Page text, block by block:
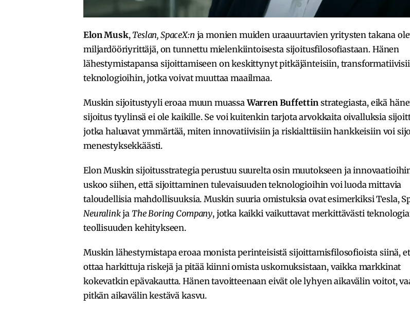
Elon Musk, Teslan, SpaceX:n ja monien muiden uraauurtavien yritysten takana
miljardööriyrittäjä, on tunnettu mielenkiintoisesta sijoitusfilosofiastaan. Hänen
lähestymistapansa sijoittamiseen on keskittynyt pitkäjänteisiin,
teknologioihin, jotka voivat muuttaa maailmaa.
Muskin sijoitustyyli eroaa muun muassaWarren Buffettin strategiasta, eikä
sijoitus tyylinsä ei ole kaikille. Se voi kuitenkin tarjota arvokkaita oivalluksia
jotka haluavat ymmärtää, miten innovatiivisiin ja riskialttiisiin hankkeisiin voi
menestyksekkäästi.
Elon Muskin sijoitusstrategia perustuu suurelta osin muutokseen ja
uskoo siihen, että sijoittaminen tulevaisuuden teknologioihin voi luoda mittavia
taloudellisia mahdollisuuksia. Muskin suuria omistuksia ovat esimerkiksi Tesla,
Neuralinkja The Boring Company, jotka kaikki vaikuttavat merkittävästi
teollisuuden kehitykseen.
Muskin lähestymistapa eroaa monista perinteisistä sijoittamisfilosofioista siinä,
ottaa harkittuja riskejä ja pitää kiinni omista uskomuksistaan, vaikka markkinat
kokevatkin epävakautta. Hänen tavoitteenaan eivät ole lyhyen aikavälin voitot,
pitkän aikavälin kestävä kasvu.